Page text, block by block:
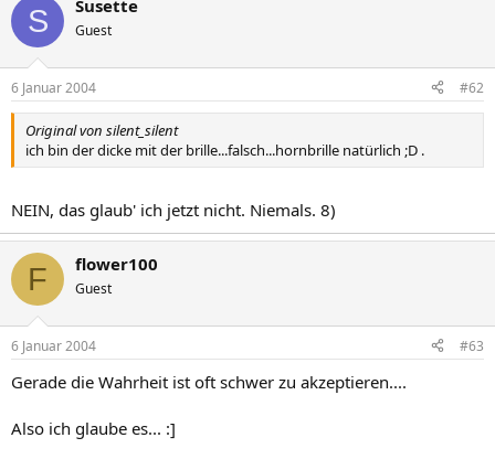
S Susette
Guest
6 Januar 2004 #62
Original von silent_silent
ich bin der dicke mit der brille...falsch...hornbrille natürlich ;D .
NEIN, das glaub' ich jetzt nicht. Niemals. 8)
F flower100
Guest
6 Januar 2004 #63
Gerade die Wahrheit ist oft schwer zu akzeptieren....
Also ich glaube es... :]